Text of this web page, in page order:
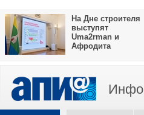
На Дне строителя
выступят
Uma2rman и
Афродита